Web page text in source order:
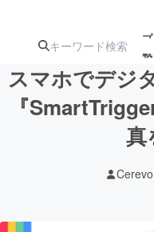
注目
スマホでデジ
『
真